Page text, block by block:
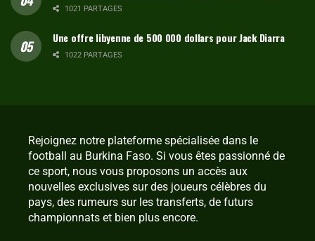
1021 PARTAGES
Une offre libyenne de 500 000 dollars pour Jack Diarra
1022 PARTAGES
Rejoignez notre plateforme spécialisée dans le
football au Burkina Faso. Si vous êtes passionné de
ce sport, nous vous proposons un accès aux
nouvelles exclusives sur des joueurs célèbres du
pays, des rumeurs sur les transferts, de futurs
championnats et bien plus encore.